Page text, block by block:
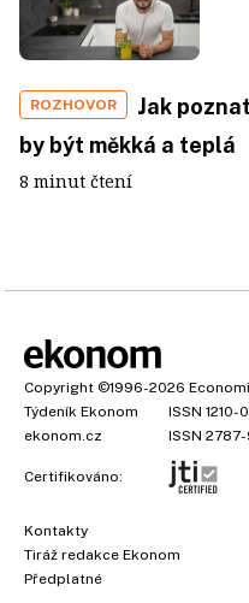
ROZHOVOR
Jak
by být měkká a teplá
8 minut čtení
Copyright ©1996-2026
Týdeník Ekonom
ISSN 1210-
ekonom.cz
ISSN
Certifikováno:
Kontakty
Tiráž redakce Ekonom
Předplatné